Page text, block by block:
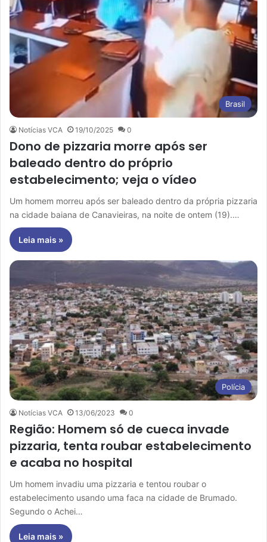
Brasil
Notícias VCA 19/10/2025 0
Dono de pizzaria morre após ser
baleado dentro do próprio
estabelecimento; veja o vídeo
Um homem morreu após ser baleado dentro da própria pizzaria
na cidade baiana de Canavieiras, na noite de ontem (19).…
Leia mais »
Polícia
Notícias VCA 13/06/2023 0
Região: Homem só de cueca invade
pizzaria, tenta roubar estabelecimento
e acaba no hospital
Um homem invadiu uma pizzaria e tentou roubar o
estabelecimento usando uma faca na cidade de Brumado.
Segundo o Achei…
Leia mais »